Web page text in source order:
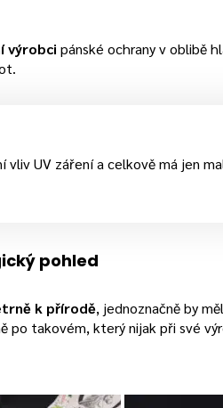
výrobci pánské ochrany v oblibě
vliv UV záření a celkově má jen
pohled
k přírodě, jednoznačně by
po takovém, který nijak při své